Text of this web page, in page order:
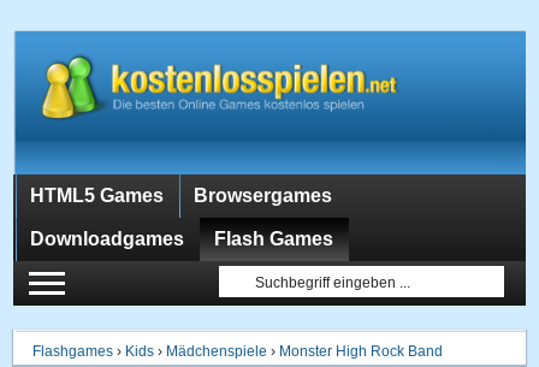
HTML5 Games Browsergames
Downloadgames Flash Games
Flashgames › Kids › Mädchenspiele › Monster High Rock Band